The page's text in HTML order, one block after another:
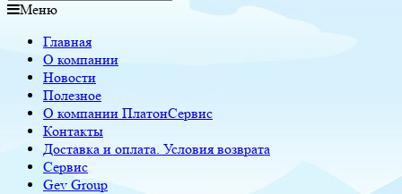
Меню
Главная
О компании
Новости
Полезное
О компании ПлатонСервис
Контакты
Доставка и оплата. Условия возврата
Сервис
Gev Group